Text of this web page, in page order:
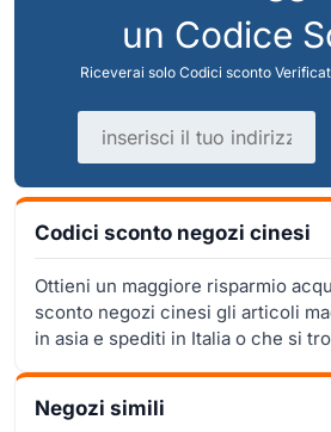
un Codice
Riceverai solo Codici sconto
Indirizzo email
Codici sconto negozi cinesi
Ottieni un maggiore risparmio
sconto negozi cinesi gli articoli
in asia e spediti in Italia o che si
Negozi simili